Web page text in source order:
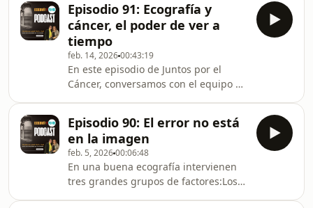
trabajamos casos clínicos reales.Y
más allá de los casos… lo importante
fue cómo los analizamos.Porque en
ecografía musculoesquelética, el
cambio no está en ver más imágenes,
sino en aprender a interpretarlas con
criterio clínico.Durante la sesión
vimos diferentes escenar
Episodio 91: Ecografía y
cáncer, el poder de ver a
tiempo
feb. 14, 202600:43:19
En este episodio de Juntos por el
Cáncer, conversamos con el equipo de
detección, seguimiento y
acompañamiento de las personas con
cáncer.Hablamos de cómo esta
herramienta accesible, segura y en
tiempo real permite orientar
diagnósticos precoces, guiar
Episodio 90: El error no está
en la imagen
feb. 5, 202600:06:48
En una buena ecografía intervienen
tres grandes grupos de factores:Los